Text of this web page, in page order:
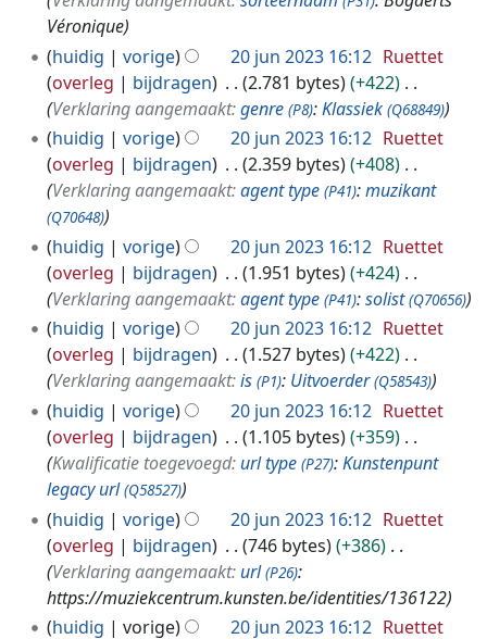
Véronique
huidig
vorige 20 jun 2023 16:12 Ruettet
overleg
bijdragen 2.781 bytes
+422
Verklaring aangemaakt:genre (P8):Klassiek (Q68849)
huidig vorige 20 jun 2023 16:12 Ruettet
overleg
bijdragen 2.359 bytes
+408
Verklaring aangemaakt:agent type (P41):muzikant
(Q70648)
huidig vorige 20 jun 2023 16:12 Ruettet
overleg
bijdragen 1.951 bytes
+424
Verklaring aangemaakt:agent type (P41):solist (Q70656)
huidig vorige 20 jun 2023 16:12 Ruettet
overleg
bijdragen 1.527 bytes
+422
Verklaring aangemaakt:is (P1): Uitvoerder (Q58543)
huidig vorige 20 jun 2023 16:12 Ruettet
overleg
bijdragen 1.105 bytes
+359
Kwalificatie toegevoegd: url type (P27):Kunstenpunt
legacy url (Q58527)
huidig vorige 20 jun 2023 16:12 Ruettet
overleg
bijdragen 746 bytes
+386
Verklaring aangemaakt: url (P26):
https://muziekcentrum.kunsten.be/identities/136122
huidig
vorige 20 jun 2023 16:12 Ruettet